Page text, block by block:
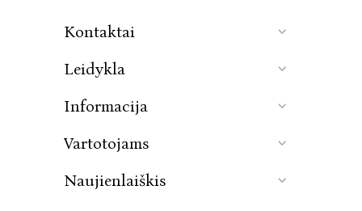
Kontaktai
Leidykla
Informacija
Vartotojams
Naujienlaiškis